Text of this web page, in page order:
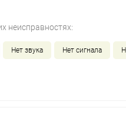
неисправностях:
Нет звука Нет сигнала